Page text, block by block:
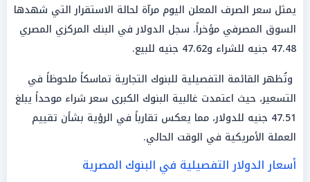
يمثل سعر الصرف المعلن اليوم مرآة لحالة الاستقرار التي شهدها
السوق المصرفي مؤخراً. سجل الدولار في البنك المركزي المصري
47.48 جنيه للشراء و47.62 جنيه للبيع.
وتُظهر القائمة التفصيلية للبنوك التجارية تماسكاً ملحوظاً في
التسعير، حيث اعتمدت غالبية البنوك الكبرى سعر شراء موحداً يبلغ
47.51 جنيه للدولار، مما يعكس تقارباً في الرؤية بشأن تقييم
العملة الأمريكية في الوقت الحالي.
أسعار الدولار التفصيلية في البنوك المصرية